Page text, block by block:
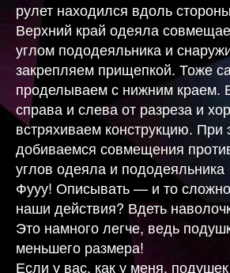
рулет находился вдоль
Верхний край одеяла
углом пододеяльника и
закрепляем прищепкой. Тоже
проделываем с нижним краем.
справа и слева от разреза и
встряхиваем конструкцию.
добиваемся совмещения
углов одеяла и пододеяльника
Фууу! Описывать — и то
наши действия? Вдеть
Это намного легче, ведь
меньшего размера!
Если у вас, как у меня,